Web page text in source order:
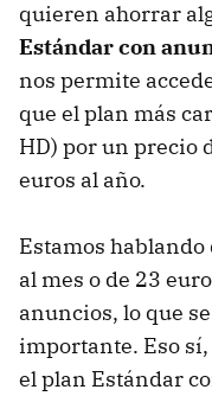
quieren ahorrar
Estándar con
nos permite
que el plan más
HD) por un precio
euros al año.
Estamos
al mes o de 23
anuncios, lo que
importante. Eso
el plan Estándar